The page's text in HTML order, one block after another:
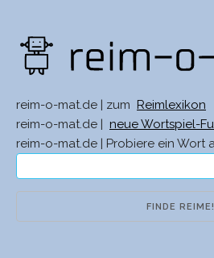
reim-o-mat.de | zum
Reimlexikon
reim-o-mat.de |
neue Wortspiel-
reim-o-mat.de | Probiere ein Wort